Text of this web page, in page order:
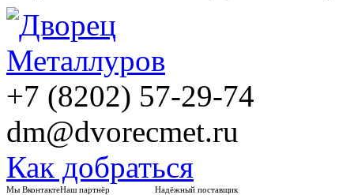
+7 (8202) 57-29-74
dm@dvorecmet.ru
Как добраться
Мы ВконтактеНаш партнёр Надёжный поставщик